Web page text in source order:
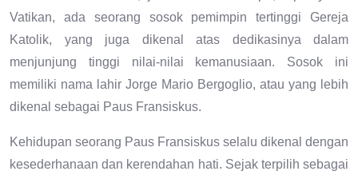
Vatikan, ada seorang sosok pemimpin tertinggi Gereja
Katolik, yang juga dikenal atas dedikasinya dalam
menjunjung tinggi nilai-nilai kemanusiaan. Sosok ini
memiliki nama lahir Jorge Mario Bergoglio, atau yang lebih
dikenal sebagai Paus Fransiskus.
Kehidupan seorang Paus Fransiskus selalu dikenal dengan
kesederhanaan dan kerendahan hati. Sejak terpilih sebagai